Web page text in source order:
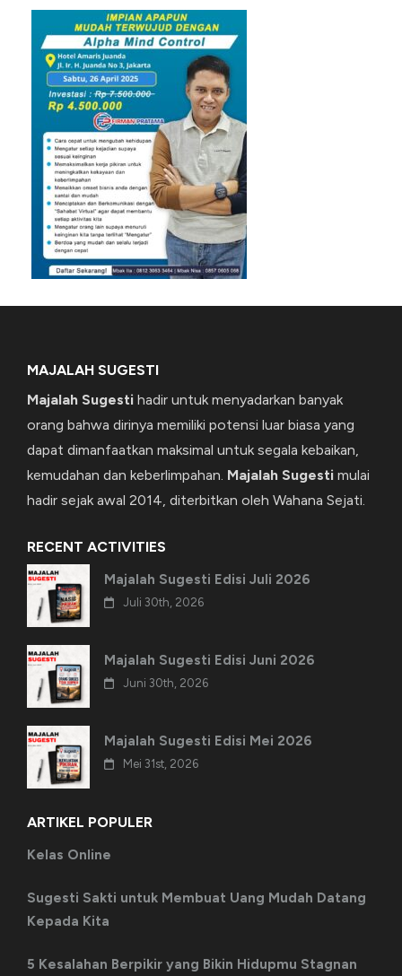
MAJALAH SUGESTI
Majalah Sugesti hadir untuk menyadarkan banyak
orang bahwa dirinya memiliki potensi luar biasa yang
dapat dimanfaatkan maksimal untuk segala kebaikan,
kemudahan dan keberlimpahan. Majalah Sugesti mulai
hadir sejak awal 2014, diterbitkan oleh Wahana Sejati.
RECENT ACTIVITIES
Majalah Sugesti Edisi Juli 2026
Juli 30th, 2026
Majalah Sugesti Edisi Juni 2026
Juni 30th, 2026
Majalah Sugesti Edisi Mei 2026
Mei 31st, 2026
ARTIKEL POPULER
Kelas Online
Sugesti Sakti untuk Membuat Uang Mudah Datang
Kepada Kita
5 Kesalahan Berpikir yang Bikin Hidupmu Stagnan